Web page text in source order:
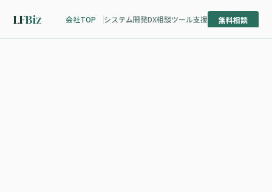
LFBiz 会社TOP システム開発DX相談ツール支援 無料相談